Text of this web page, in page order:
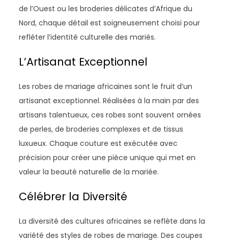
de l’Ouest ou les broderies délicates d’Afrique du
Nord, chaque détail est soigneusement choisi pour
refléter l’identité culturelle des mariés.
L’Artisanat Exceptionnel
Les robes de mariage africaines sont le fruit d’un
artisanat exceptionnel. Réalisées à la main par des
artisans talentueux, ces robes sont souvent ornées
de perles, de broderies complexes et de tissus
luxueux. Chaque couture est exécutée avec
précision pour créer une pièce unique qui met en
valeur la beauté naturelle de la mariée.
Célébrer la Diversité
La diversité des cultures africaines se reflète dans la
variété des styles de robes de mariage. Des coupes